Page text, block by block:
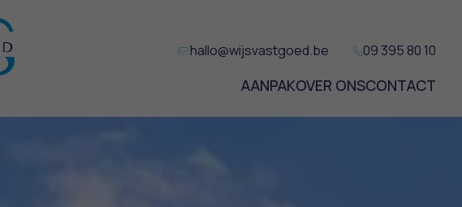
AANPAKOVER ONSCONTACT
hallo@wijsvastgoed.be 09 395 80 10